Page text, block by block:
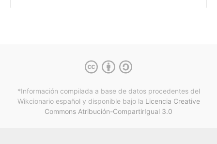
*Información compilada a base de datos procedentes del
Wikcionario español y disponible bajo la Licencia Creative
Commons Atribución-CompartirIgual 3.0